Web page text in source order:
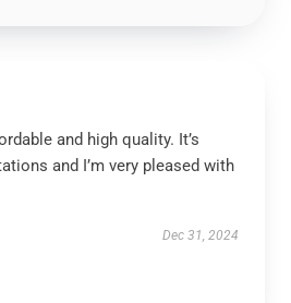
and high quality. It’s
and I’m very pleased with
Dec 31, 2024